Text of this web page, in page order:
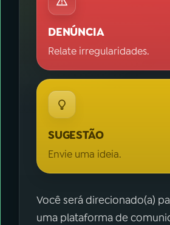
DENÚNCIA
Relate irregularidades.
SUGESTÃO
Envie uma ideia.
Você será direcionado(a)
uma plataforma de